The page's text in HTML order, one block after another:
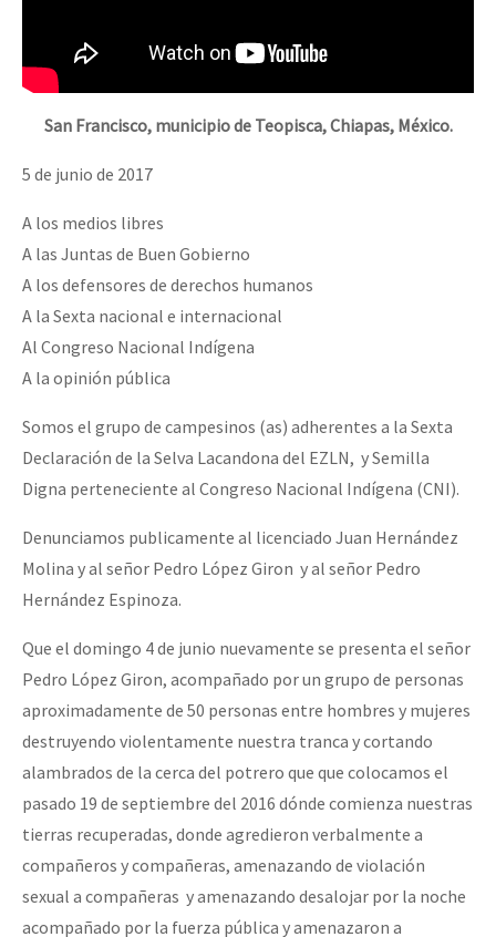
San Francisco, municipio de Teopisca, Chiapas, México.
5 de junio de 2017
A los medios libres
A las Juntas de Buen Gobierno
A los defensores de derechos humanos
A la Sexta nacional e internacional
Al Congreso Nacional Indígena
A la opinión pública
Somos el grupo de campesinos (as) adherentes a la Sexta
Declaración de la Selva Lacandona del EZLN, y Semilla
Digna perteneciente al Congreso Nacional Indígena (CNI).
Denunciamos publicamente al licenciado Juan Hernández
Molina y al señor Pedro López Giron y al señor Pedro
Hernández Espinoza.
Que el domingo 4 de junio nuevamente se presenta el señor
Pedro López Giron, acompañado por un grupo de personas
aproximadamente de 50 personas entre hombres y mujeres
destruyendo violentamente nuestra tranca y cortando
alambrados de la cerca del potrero que que colocamos el
pasado 19 de septiembre del 2016 dónde comienza nuestras
tierras recuperadas, donde agredieron verbalmente a
compañeros y compañeras, amenazando de violación
sexual a compañeras y amenazando desalojar por la noche
acompañado por la fuerza pública y amenazaron a